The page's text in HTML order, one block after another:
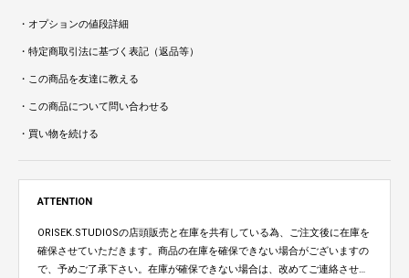
・オプションの値段詳細
・特定商取引法に基づく表記（返品等）
・この商品を友達に教える
・この商品について問い合わせる
・買い物を続ける
ATTENTION
ORISEK.STUDIOSの店頭販売と在庫を共有している為、ご注文後に在庫を
確保させていただきます。商品の在庫を確保できない場合がございますの
で、予めご了承下さい。在庫が確保できない場合は、改めてご連絡させて